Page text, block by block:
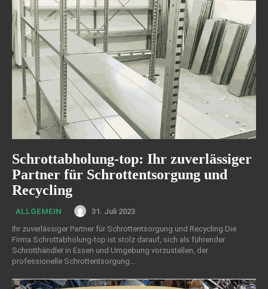
Schrottabholung-top: Ihr zuverlässiger
Partner für Schrottentsorgung und
Recycling
ALLGEMEIN
31. Juli 2023
Ihr zuverlässiger Partner für Schrottentsorgung und Recycling Die
Firma Schrottabholung-top ist stolz darauf, sich als führender
Schrotthändler in Essen und Umgebung vorzustellen, der
professionelle Schrottentsorgung...